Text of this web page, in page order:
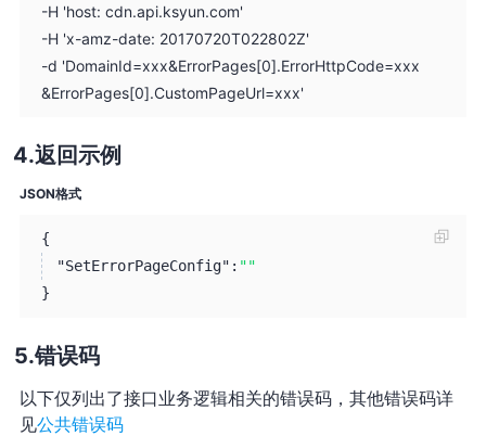
-H 'host: cdn.api.ksyun.com'
-H 'x-amz-date: 20170720T022802Z'
-d 'DomainId=xxx&ErrorPages[0].ErrorHttpCode=xxx
&ErrorPages[0].CustomPageUrl=xxx'
返回示例
JSON格式
{
"SetErrorPageConfig": ""
}
错误码
以下仅列出了接口业务逻辑相关的错误码，其他错误码详
见公共错误码